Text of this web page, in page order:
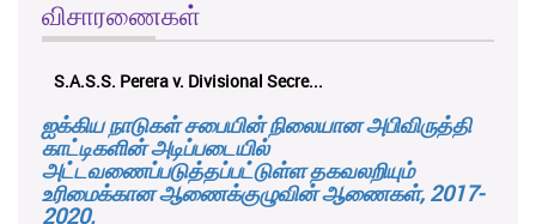
விசாரணைகள்
S.A.S.S. Perera v. Divisional Secre...
ஐக்கிய நாடுகள் சபையின் நிலையான அபிவிருத்தி
காட்டிகளின் அடிப்படையில்
அட்டவணைப்படுத்தப்பட்டுள்ள தகவலறியும்
உரிமைக்கான ஆணைக்குழுவின் ஆணைகள், 2017-
2020.